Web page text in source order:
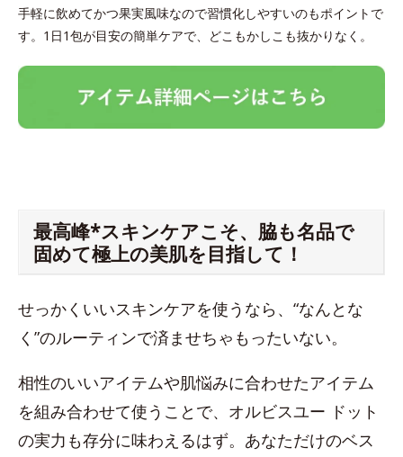
手軽に飲めてかつ果実風味なので習慣化しやすいのもポイントで
す。1日1包が目安の簡単ケアで、どこもかしこも抜かりなく。
最高峰*スキンケアこそ、脇も名品で
固めて極上の美肌を目指して！
せっかくいいスキンケアを使うなら、“なんとな
く”のルーティンで済ませちゃもったいない。
相性のいいアイテムや肌悩みに合わせたアイテム
を組み合わせて使うことで、オルビスユー ドット
の実力も存分に味わえるはず。あなただけのベス